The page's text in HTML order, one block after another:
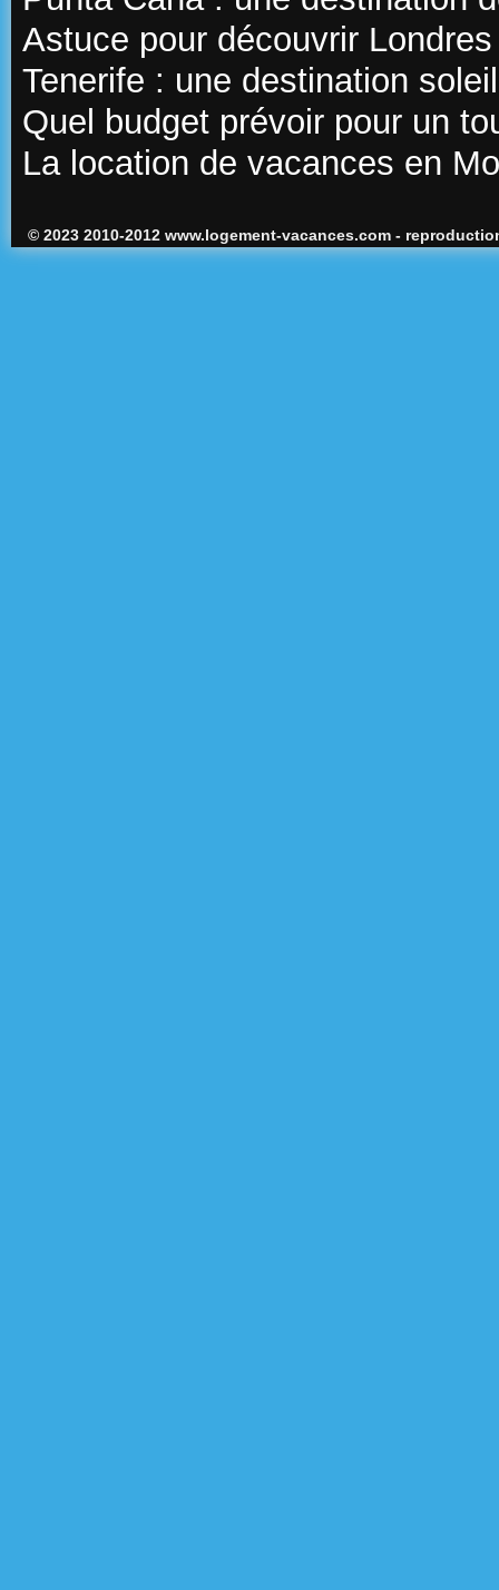
Astuce pour découvrir Londres
Tenerife : une destination
Quel budget prévoir pour un
La location de vacances en
© 2023 2010-2012 www.logement-vacances.com -